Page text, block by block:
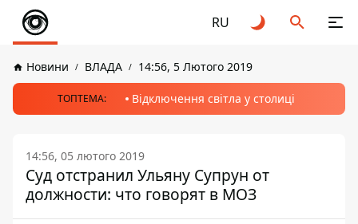
RU
Новини ВЛАДА 14:56, 5 Лютого 2019
ТОПТЕМА: Відключення світла у столиці
14:56, 05 лютого 2019
Суд отстранил Ульяну Супрун от
должности: что говорят в МОЗ